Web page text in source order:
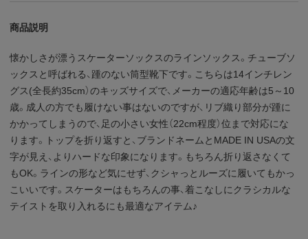
商品説明
懐かしさが漂うスケーターソックスのラインソックス。チューブソ
ックスと呼ばれる、踵のない筒型靴下です。こちらは14インチレン
グス(全長約35cm）のキッズサイズで、メーカーの適応年齢は5～10
歳。成人の方でも履けない事はないのですが、リブ織り部分が踵に
かかってしまうので、足の小さい女性（22cm程度）位まで対応にな
ります。トップを折り返すと、ブランドネームとMADE IN USAの文
字が見え、よりハードな印象になります。もちろん折り返さなくて
もOK。ラインの形など気にせず、クシャっとルーズに履いてもかっ
こいいです。スケーターはもちろんの事、着こなしにクラシカルな
テイストを取り入れるにも最適なアイテム♪